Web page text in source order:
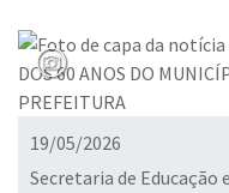
19/05/2026
Secretaria de Educação